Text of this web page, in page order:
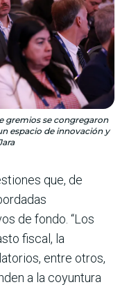
gremios se congregaron
espacio de innovación y
que, de
de fondo. “Los
fiscal, la
entre otros,
a la coyuntura